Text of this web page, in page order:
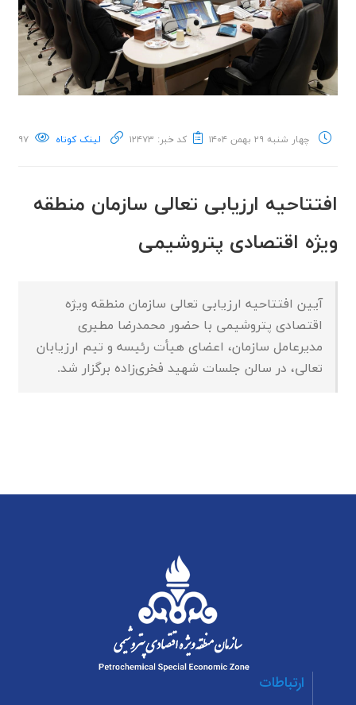
چهار شنبه ۲۹ بهمن ۱۴۰۴ کد خبر: ۱۲۴۷۳ لینک کوتاه ۹۷
افتتاحیه ارزیابی تعالی سازمان منطقه
ویژه اقتصادی پتروشیمی
آیین افتتاحیه ارزیابی تعالی سازمان منطقه ویژه
اقتصادی پتروشیمی با حضور محمدرضا مطیری
مدیرعامل سازمان، اعضای هیأت رئیسه و تیم ارزیابان
تعالی، در سالن جلسات شهید فخری‌زاده برگزار شد.
ارتباطات